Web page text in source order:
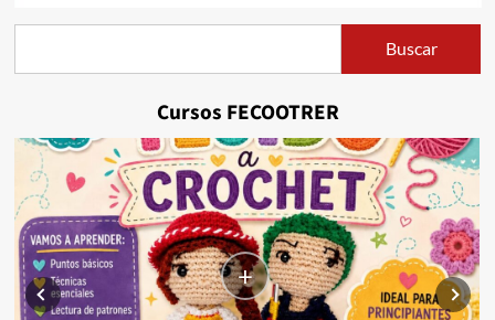
Buscar
Cursos FECOOTRER
+